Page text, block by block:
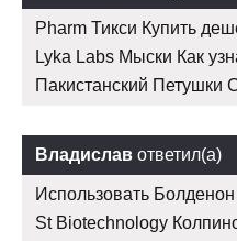
Pharm Тикси Купить
Lyka Labs Мыски Как
Пакистанский Петушки
Владислав ответил(а)
Использовать
St Biotechnology